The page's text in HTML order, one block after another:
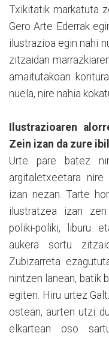
Txikitatik markatuta
Gero Arte Ederrak
ilustrazioa egin nahi
zitzaidan
amaitutakoan
nuela, nire nahia
Ilustrazioaren
Zein izan da zure
Urte pare batez
argitaletxeetara
izan nezan. Tarte
ilustratzea izan
poliki-poliki, liburu
aukera sortu
Zubizarreta
nintzen lanean, batik
egiten. Hiru urtez
ostean, aurten utzi
elkartean oso